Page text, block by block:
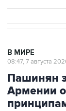
В МИРЕ
08:47, 7 августа
Пашинян
Армении